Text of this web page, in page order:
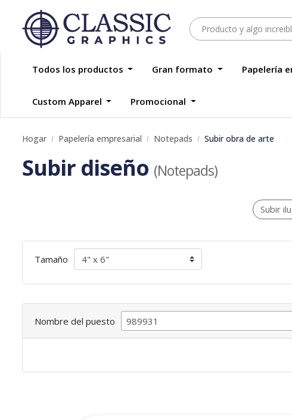
Todos los productos Gran formato Papelería
Custom Apparel Promocional
Hogar Papelería empresarial Notepads Subir obra de arte
Subir diseño (Notepads)
Subir
Tamaño
Nombre del puesto